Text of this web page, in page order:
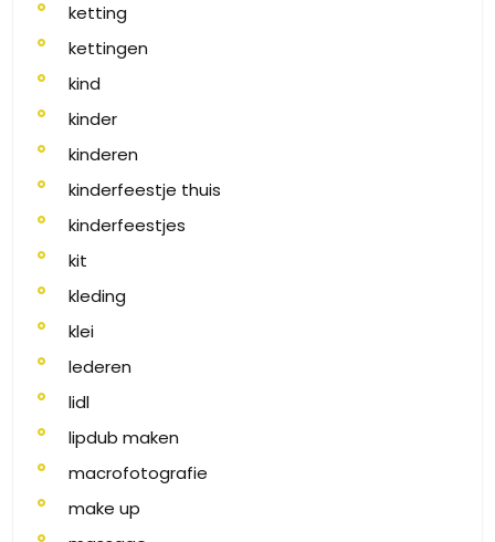
ketting
kettingen
kind
kinder
kinderen
kinderfeestje thuis
kinderfeestjes
kit
kleding
klei
lederen
lidl
lipdub maken
macrofotografie
make up